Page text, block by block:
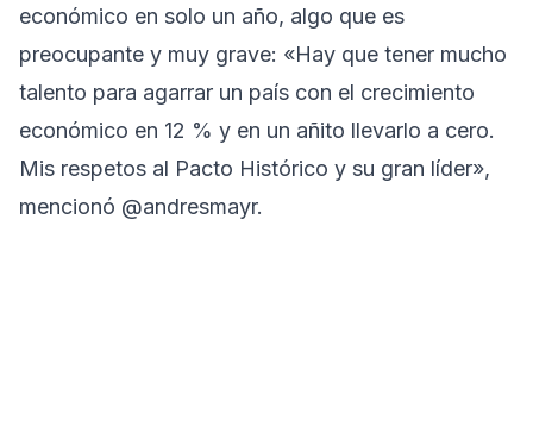
económico en solo un año, algo que es
preocupante y muy grave: «Hay que tener mucho
talento para agarrar un país con el crecimiento
económico en 12 % y en un añito llevarlo a cero.
Mis respetos al Pacto Histórico y su gran líder»,
mencionó @andresmayr.